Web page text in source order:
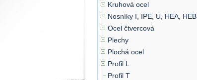
Kruhová ocel
Nosníky I, IPE, U, HEA, HEB
Ocel čtvercová
Plechy
Plochá ocel
Profil L
Profil T